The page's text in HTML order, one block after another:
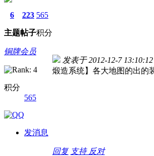
6
主题
223
帖子
565
积分
铜牌会员
积分
565
发消息
发表于 2012-12-7 13:10:12
煅造系统】各大地图的出的
回复 支持 反对